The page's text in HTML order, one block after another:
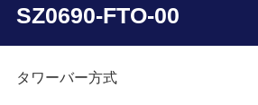
SZ0690-FTO-00
タワーバー方式